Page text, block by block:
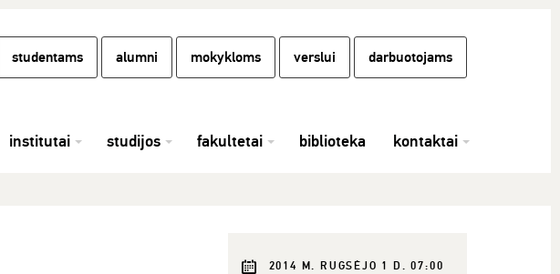
studentams alumni mokykloms verslui darbuotojams
institutai studijos fakultetai biblioteka kontaktai
2014 M. RUGSĖJO 1 D. 07:00